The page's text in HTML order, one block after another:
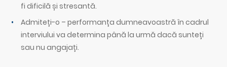
fi dificilă și stresantă.
Admiteți-o – performanța dumneavoastră în cadrul
interviului va determina până la urmă dacă sunteți
sau nu angajați.